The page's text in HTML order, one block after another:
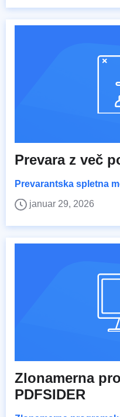
Prevara z več
Prevarantska spletna
januar 29, 2026
Zlonamerna
PDFSIDER